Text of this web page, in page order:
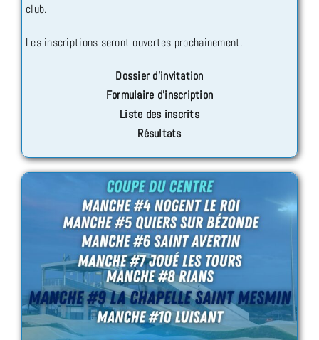
club.
Les inscriptions seront ouvertes prochainement.
Dossier d’invitation
Formulaire d’inscription
Liste des inscrits
Résultats